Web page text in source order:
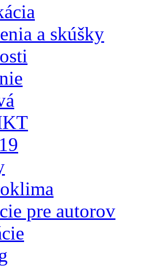
a skúšky
pre autorov